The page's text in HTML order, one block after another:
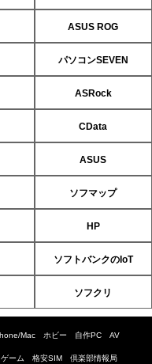
ASUS ROG
パソコンSEVEN
ASRock
CData
ASUS
ソフマップ
HP
ソフトバンクのIoT
ソフクリ
Mac ホビー 自作PC AV
ゲーム 格安SIM 倶楽部情報局